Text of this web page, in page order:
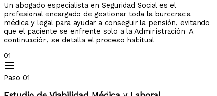
Un abogado especialista en Seguridad Social es el
profesional encargado de gestionar toda la burocracia
médica y legal para ayudar a conseguir la pensión, evitando
que el paciente se enfrente solo a la Administración. A
continuación, se detalla el proceso habitual:
01
Paso 01